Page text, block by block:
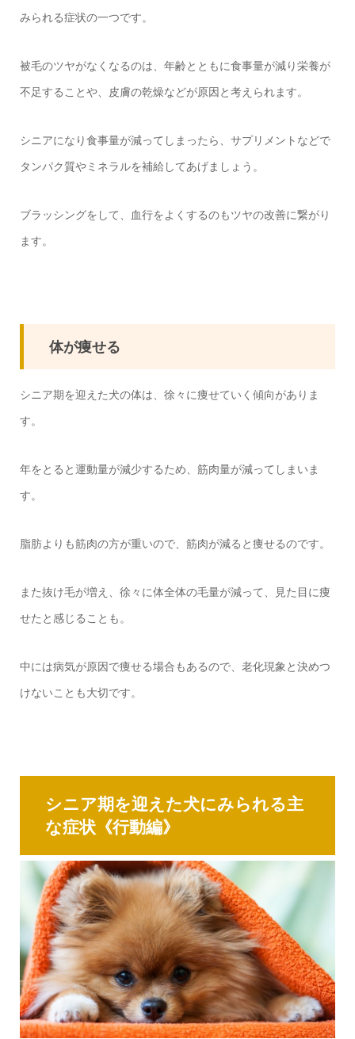
みられる症状の一つです。
被毛のツヤがなくなるのは、年齢とともに食事量が減り栄養が
不足することや、皮膚の乾燥などが原因と考えられます。
シニアになり食事量が減ってしまったら、サプリメントなどで
タンパク質やミネラルを補給してあげましょう。
ブラッシングをして、血行をよくするのもツヤの改善に繋がり
ます。
体が痩せる
シニア期を迎えた犬の体は、徐々に痩せていく傾向がありま
す。
年をとると運動量が減少するため、筋肉量が減ってしまいま
す。
脂肪よりも筋肉の方が重いので、筋肉が減ると痩せるのです。
また抜け毛が増え、徐々に体全体の毛量が減って、見た目に痩
せたと感じることも。
中には病気が原因で痩せる場合もあるので、老化現象と決めつ
けないことも大切です。
シニア期を迎えた犬にみられる主
な症状《行動編》